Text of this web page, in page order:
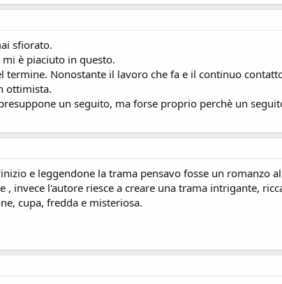
sfiorato.
è piaciuto in questo.
Nonostante il lavoro che fa e il continuo
ottimista.
un seguito, ma forse proprio perchè un
e leggendone la trama pensavo fosse un romanzo
invece l'autore riesce a creare una trama intrigante,
cupa, fredda e misteriosa.